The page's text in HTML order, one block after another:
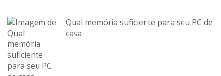
Qual memória suficiente para seu PC de
casa